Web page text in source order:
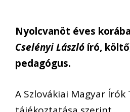
Nyolcvanöt éves
Cselényi Lászlóíró,
pedagógus.
A Szlovákiai Magyar Írók